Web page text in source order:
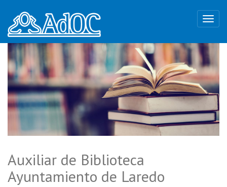
Auxiliar de Biblioteca
Ayuntamiento de Laredo